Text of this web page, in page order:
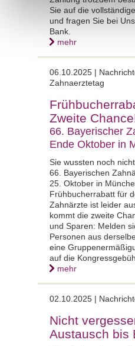
Sie auf die
und fragen Sie bei
Bank.
mehr
06.10.2025 |
Zahnaerztetag
Zweite
66. Bayerischer
Ende Oktober in
Sie wussten noch
66. Bayerischen
25. Oktober in
Frühbucherrabatt für
Zahnärzte ist leider
kommt die zweite
und Sparen: Melden
Personen aus
eine
auf die
mehr
02.10.2025 |
Nicht
Austausch bis